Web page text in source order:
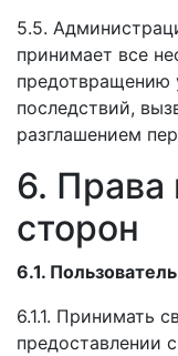
5.5.
принимает все
предотвращению
последствий,
разглашением
6. Права
сторон
6.1.
6.1.1. Принимать
предоставлении